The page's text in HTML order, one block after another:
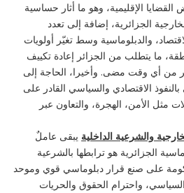
الإقليمية، وهو ما أثار حساسية
الجزائرية، إضافة إلى تعدد
والدبلوماسية وسط تغيّر أولويات
ما يتطلب من الجزائر إعادة تكييف
من أي وقت مضى. وأخيرا، الحاجة إلى
الاقتصادي والسياسي القادر على
مثل الأمن، الهجرة، والتعاون عبر
والشرعية الداخلية يبقى عاملٌ
الجزائرية هو ترابطها بالشرعية
على صنع قرار دبلوماسي قوي وموحد
واحترام الحقوق والحريات